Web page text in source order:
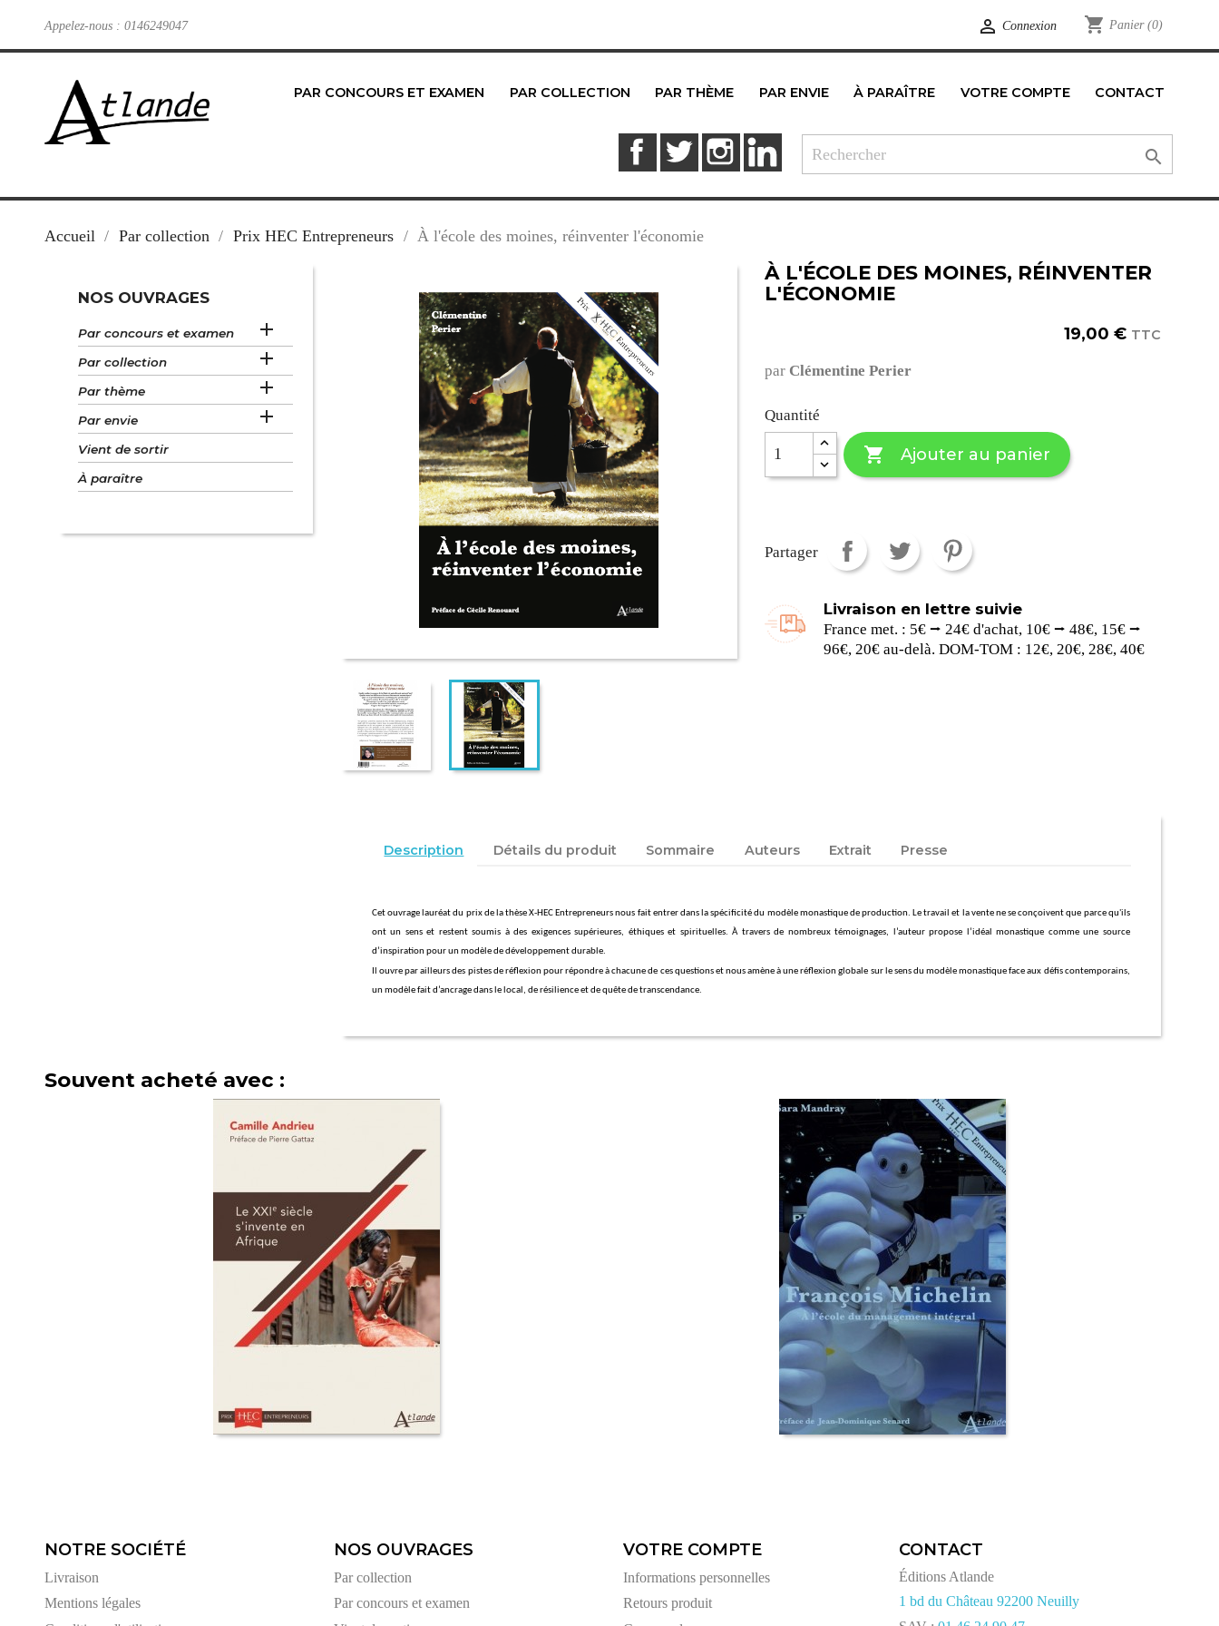
Appelez-nous : 0146249047  Connexion shopping_cart Panier (0)
PAR CONCOURS ET EXAMEN PAR COLLECTION PAR THÈME PAR ENVIE À PARAÎTRE VOTRE COMPTE CONTACT
FacebookTwitter Instagram

Accueil Par collection Prix HEC Entrepreneurs À l'école des moines, réinventer l'économie
NOS OUVRAGES
Par concours et examen 
Par collection 
Par thème 
Par envie 
Vient de sortir
À paraître
À L'ÉCOLE DES MOINES, RÉINVENTER
L'ÉCONOMIE
19,00 € TTC
par Clémentine Perier
Quantité
 Ajouter au panier
Partager
Livraison en lettre suivie
France met. : 5€ ⭢ 24€ d'achat, 10€ ⭢ 48€, 15€ ⭢
96€, 20€ au-delà. DOM-TOM : 12€, 20€, 28€, 40€
Description Détails du produit Sommaire Auteurs Extrait Presse
Cet ouvrage lauréat du prix de la thèse X-HEC Entrepreneurs nous fait entrer dans la spécificité du modèle monastique de production. Le travail et la vente ne se conçoivent que parce qu'ils
ont un sens et restent soumis à des exigences supérieures, éthiques et spirituelles. À travers de nombreux témoignages, l’auteur propose l’idéal monastique comme une source
d’inspiration pour un modèle de développement durable.
Il ouvre par ailleurs des pistes de réflexion pour répondre à chacune de ces questions et nous amène à une réflexion globale sur le sens du modèle monastique face aux défis contemporains,
un modèle fait d’ancrage dans le local, de résilience et de quête de transcendance.
Souvent acheté avec :
NOTRE SOCIÉTÉ
Livraison
Mentions légales
NOS OUVRAGES
Par collection
Par concours et examen
VOTRE COMPTE
Informations personnelles
Retours produit
CONTACT
Éditions Atlande
1 bd du Château 92200 Neuilly